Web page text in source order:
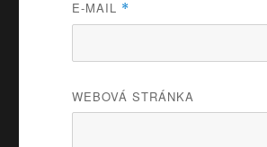
E-MAIL *
WEBOVÁ STRÁNKA